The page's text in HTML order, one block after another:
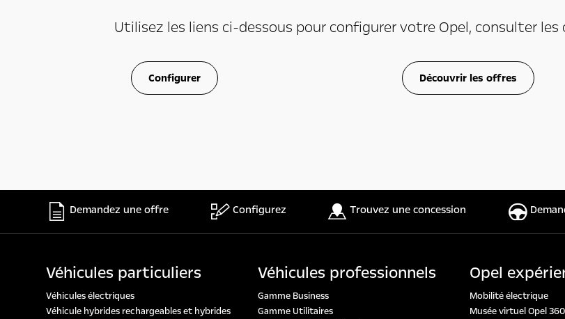
Utilisez les liens ci-dessous pour configurer votre Opel, consulter
Configurer Découvrir les offres
Demandez une offre Configurez Trouvez une concession
Véhicules particuliers
Véhicules électriques
Véhicule hybrides rechargeables et hybrides
Véhicules professionnels
Gamme Business
Gamme Utilitaires
Opel
Mobilité électrique
Musée virtuel Opel